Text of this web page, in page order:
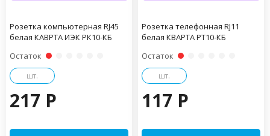
Розетка компьютерная RJ45
белая КАВРТА ИЭК РК10-КБ
Остаток
шт.
217 P
Розетка телефонная RJ11
белая КВАРТА РТ10-КБ
Остаток
шт.
117 P